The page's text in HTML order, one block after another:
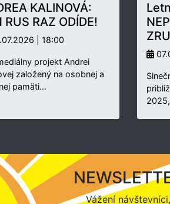
KALINOVÁ:
RUS RAZ ODÍDE!
| 18:00
projekt Andrei
založený na osobnej a
pamäti…
Vážení návštevníci,